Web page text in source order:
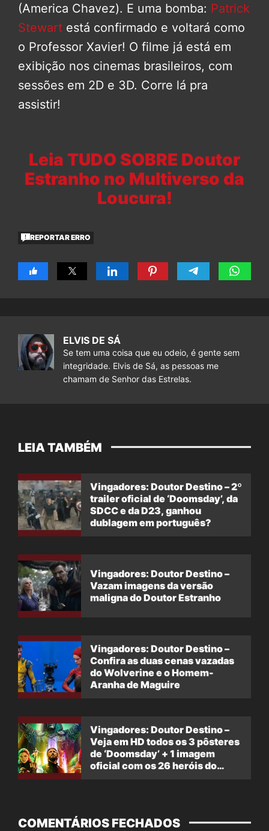
(America Chavez). E uma bomba: Patrick
Stewart está confirmado e voltará como
o Professor Xavier! O filme já está em
exibição nos cinemas brasileiros, com
sessões em 2D e 3D. Corre lá pra
assistir!
Leia TUDO SOBRE Doutor
Estranho no Multiverso da
Loucura!
REPORTAR ERRO
ELVIS DE SÁ
Se tem uma coisa que eu odeio, é gente sem
integridade. Elvis de Sá, as pessoas me
chamam de Senhor das Estrelas.
LEIA TAMBÉM
Vingadores: Doutor Destino – 2º
trailer oficial de ‘Doomsday’, da
SDCC e da D23, ganhou
dublagem em português?
Vingadores: Doutor Destino –
Vazam imagens da versão
maligna do Doutor Estranho
Vingadores: Doutor Destino –
Confira as duas cenas vazadas
do Wolverine e o Homem-
Aranha de Maguire
Vingadores: Doutor Destino –
Veja em HD todos os 3 pôsteres
de ‘Doomsday’ + 1 imagem
oficial com os 26 heróis do
COMENTÁRIOS FECHADOS